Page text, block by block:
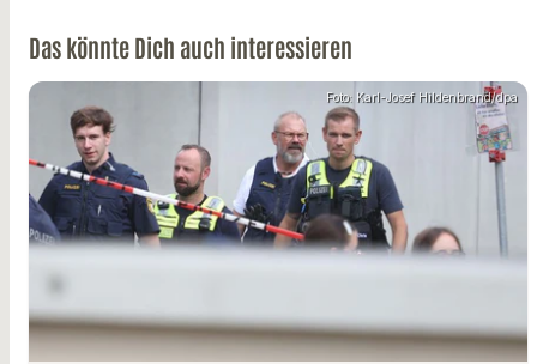
Das könnte Dich auch interessieren
Foto: Karl-Josef Hildenbrand/dpa